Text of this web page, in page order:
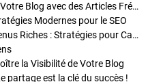
Stratégies de Publication : Boostez Votre Blog avec des Articles Fréquents et Exclusifs
Modernes pour le SEO
Enrichir Vos Articles avec des Contenus Riches : Stratégies pour Captiver et Optimiser
la Visibilité de Votre Blog
partage est la clé du succès !